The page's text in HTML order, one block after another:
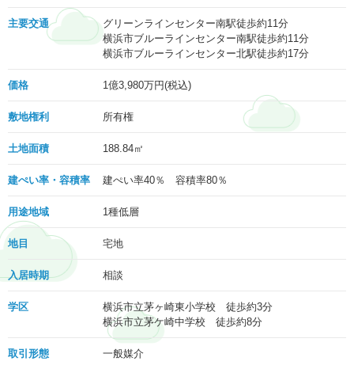
主要交通
グリーンラインセンター南駅徒歩約11分
横浜市ブルーラインセンター南駅徒歩約11分
横浜市ブルーラインセンター北駅徒歩約17分
価格 1億3,980万円(税込)
敷地権利 所有権
土地面積 188.84㎡
建ぺい率・容積率 建ぺい率40％ 容積率80％
用途地域 1種低層
地目 宅地
入居時期 相談
学区
横浜市立茅ヶ崎東小学校 徒歩約3分
横浜市立茅ケ崎中学校 徒歩約8分
取引形態 一般媒介